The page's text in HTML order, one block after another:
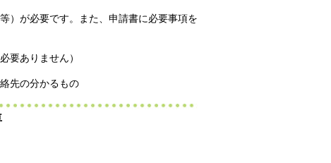
）が必要です。また、申請書に必要事項を
要ありません）
先の分かるもの